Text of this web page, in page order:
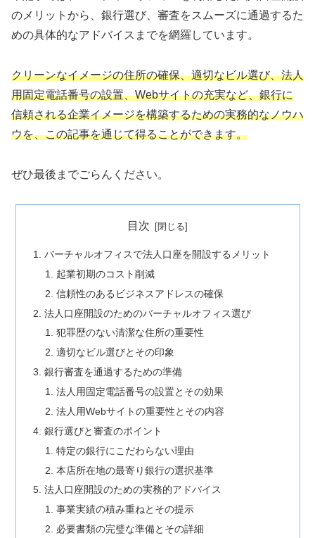
のメリットから、銀行選び、審査をスムーズに通過するた
めの具体的なアドバイスまでを網羅しています。
クリーンなイメージの住所の確保、適切なビル選び、法人
用固定電話番号の設置、Webサイトの充実など、銀行に
信頼される企業イメージを構築するための実務的なノウハ
ウを、この記事を通じて得ることができます。
ぜひ最後までごらんください。
目次
バーチャルオフィスで法人口座を開設するメリット
起業初期のコスト削減
信頼性のあるビジネスアドレスの確保
法人口座開設のためのバーチャルオフィス選び
犯罪歴のない清潔な住所の重要性
適切なビル選びとその印象
銀行審査を通過するための準備
法人用固定電話番号の設置とその効果
法人用Webサイトの重要性とその内容
銀行選びと審査のポイント
特定の銀行にこだわらない理由
本店所在地の最寄り銀行の選択基準
法人口座開設のための実務的アドバイス
事業実績の積み重ねとその提示
必要書類の完璧な準備とその詳細